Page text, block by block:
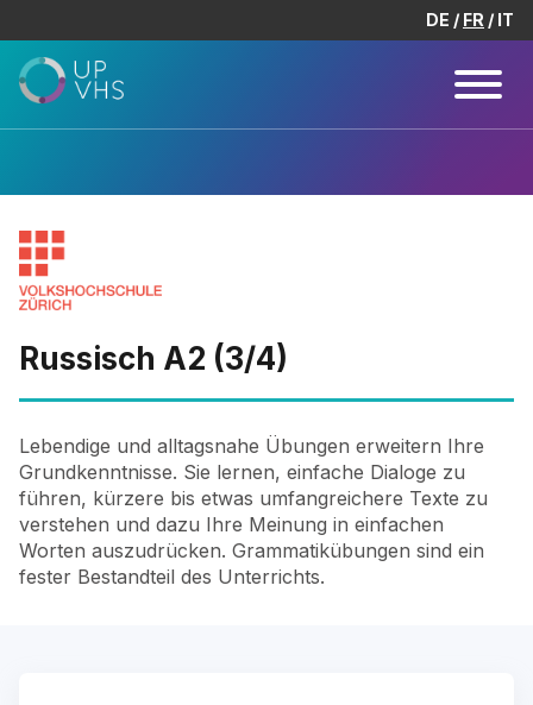
DE FR IT
Russisch A2 (3/4)
Lebendige und alltagsnahe Übungen erweitern Ihre
Grundkenntnisse. Sie lernen, einfache Dialoge zu
führen, kürzere bis etwas umfangreichere Texte zu
verstehen und dazu Ihre Meinung in einfachen
Worten auszudrücken. Grammatikübungen sind ein
fester Bestandteil des Unterrichts.